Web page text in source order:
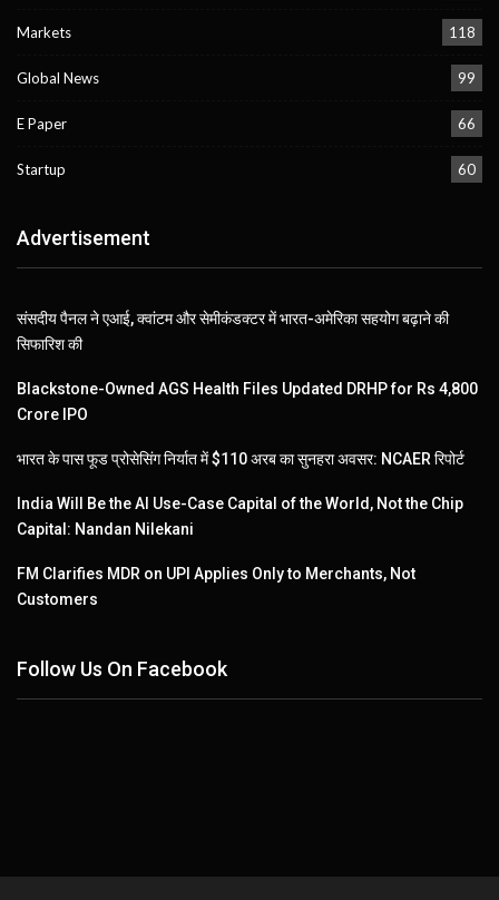
Markets 118
Global News 99
E Paper 66
Startup 60
Advertisement
संसदीय पैनल ने एआई, क्वांटम और सेमीकंडक्टर में भारत-अमेरिका सहयोग बढ़ाने की
सिफारिश की
Blackstone-Owned AGS Health Files Updated DRHP for Rs 4,800
Crore IPO
भारत के पास फूड प्रोसेसिंग निर्यात में $110 अरब का सुनहरा अवसर: NCAER रिपोर्ट
India Will Be the AI Use-Case Capital of the World, Not the Chip
Capital: Nandan Nilekani
FM Clarifies MDR on UPI Applies Only to Merchants, Not
Customers
Follow Us On Facebook